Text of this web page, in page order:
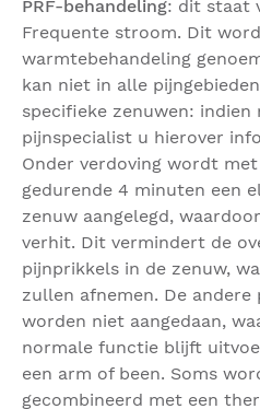
PRF-behandeling: dit staat
Frequente stroom. Dit
warmtebehandeling
kan niet in alle
specifieke zenuwen: indien
pijnspecialist u hierover
Onder verdoving wordt
gedurende 4 minuten een
zenuw aangelegd,
verhit. Dit vermindert de
pijnprikkels in de zenuw,
zullen afnemen. De
worden niet aangedaan,
normale functie blijft
een arm of been. Soms
gecombineerd met een